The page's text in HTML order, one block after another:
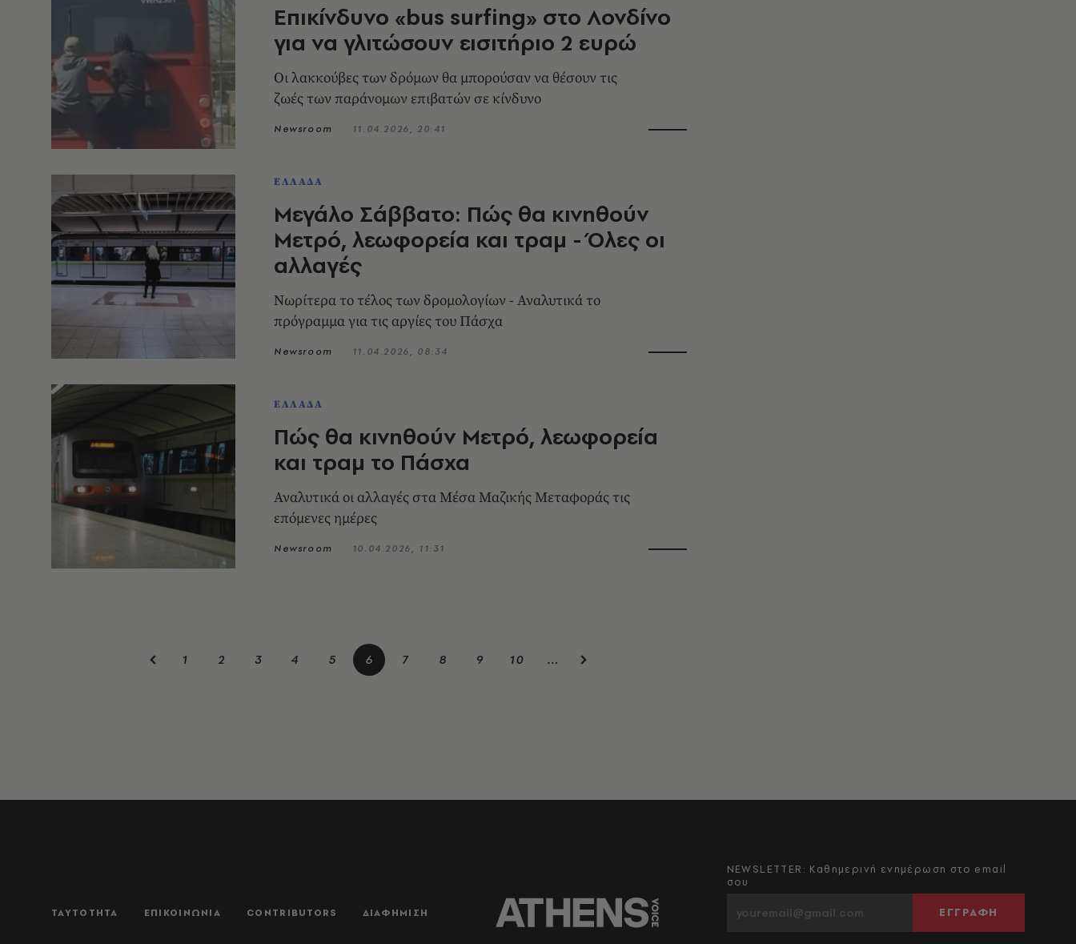
Επικίνδυνο «bus surfing» στο Λονδίνο
για να γλιτώσουν εισιτήριο 2 ευρώ
Οι λακκούβες των δρόμων θα μπορούσαν να θέσουν τις
ζωές των παράνομων επιβατών σε κίνδυνο
Newsroom 11.04.2026, 20:41
ΕΛΛΑΔΑ
Μεγάλο Σάββατο: Πώς θα κινηθούν
Μετρό, λεωφορεία και τραμ - Όλες οι
αλλαγές
Νωρίτερα το τέλος των δρομολογίων - Αναλυτικά το
πρόγραμμα για τις αργίες του Πάσχα
Newsroom 11.04.2026, 08:34
ΕΛΛΑΔΑ
Πώς θα κινηθούν Μετρό, λεωφορεία
και τραμ το Πάσχα
Αναλυτικά οι αλλαγές στα Μέσα Μαζικής Μεταφοράς τις
επόμενες ημέρες
Newsroom 10.04.2026, 11:31
1 2 3 4 5 6 7 8 9 10 …
ΤΑΥΤΟΤΗΤΑ ΕΠΙΚΟΙΝΩΝΙΑ CONTRIBUTORS ΔΙΑΦΗΜΙΣΗ
NEWSLETTER: Καθημερινή ενημέρωση στο email
σου
ΕΓΓΡΑΦΗ